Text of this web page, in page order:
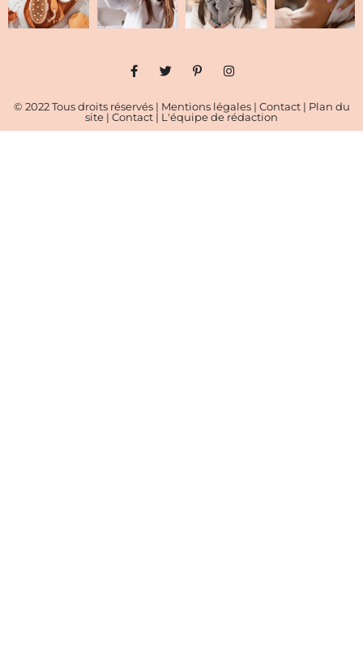
© 2022 Tous droits réservés | Mentions légales| Contact| Plan du
site | Contact | L'équipe de rédaction